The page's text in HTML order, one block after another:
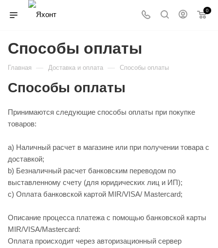
0
Способы оплаты
Главная — Доставка и оплата — Способы оплаты
Способы оплаты
Принимаются следующие способы оплаты при покупке
товаров:
a) Наличный расчет в магазине или при получении товара с
доставкой;
b) Безналичный расчет банковским переводом по
выставленному счету (для юридических лиц и ИП);
c) Оплата банковской картой MIR/VISA/ Mastercard;
Описание процесса платежа c помощью банковской карты
MIR/VISA/Mastercard:
Оплата происходит через авторизационный сервер